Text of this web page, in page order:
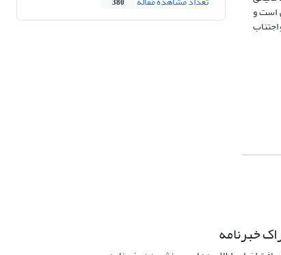
است و 380
خبرنامه